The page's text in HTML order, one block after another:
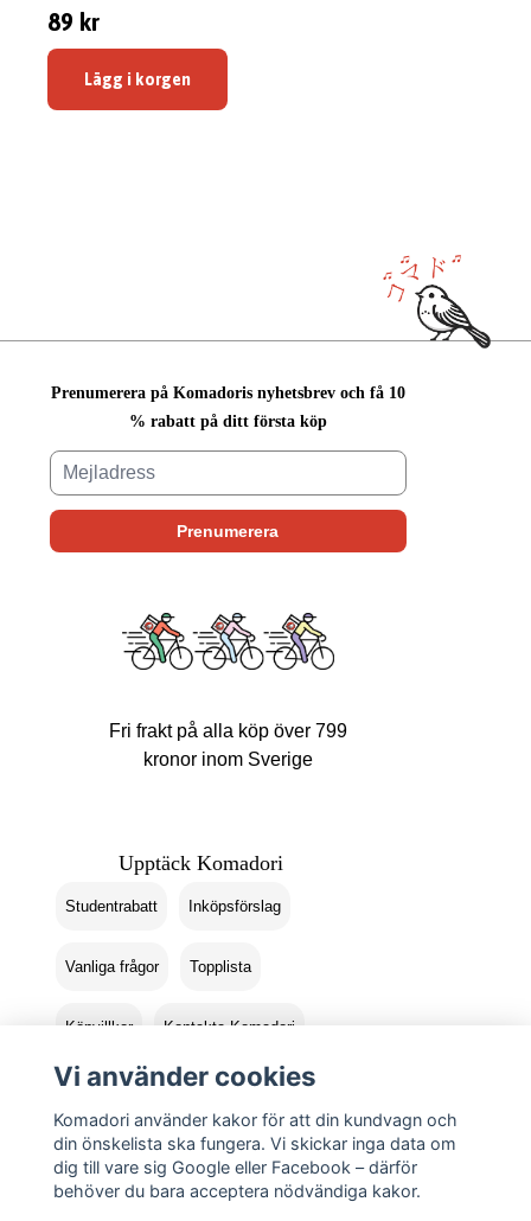
89 kr
Lägg i korgen
Prenumerera på Komadoris nyhetsbrev och få 10
% rabatt på ditt första köp
Fri frakt på alla köp över 799
kronor inom Sverige
Upptäck Komadori
Studentrabatt Inköpsförslag
Vanliga frågor Topplista
Köpvillkor Kontakta Komadori
Logga in Returer
Vi använder cookies
Komadori använder kakor för att din kundvagn och
din önskelista ska fungera. Vi skickar inga data om
dig till vare sig Google eller Facebook – därför
behöver du bara acceptera nödvändiga kakor.